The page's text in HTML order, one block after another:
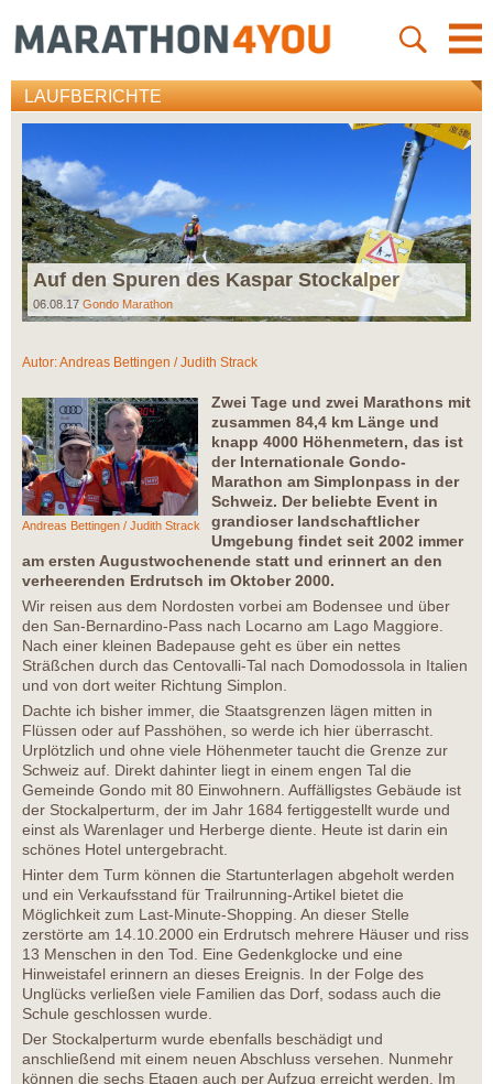
LAUFBERICHTE
Auf den Spuren des Kaspar Stockalper
06.08.17 Gondo Marathon
Autor:Andreas Bettingen / Judith Strack
Andreas Bettingen / Judith Strack
Zwei Tage und zwei Marathons mit
zusammen 84,4 km Länge und
knapp 4000 Höhenmetern, das ist
der Internationale Gondo-
Marathon am Simplonpass in der
Schweiz. Der beliebte Event in
grandioser landschaftlicher
Umgebung findet seit 2002 immer
am ersten Augustwochenende statt und erinnert an den
verheerenden Erdrutsch im Oktober 2000.
Wir reisen aus dem Nordosten vorbei am Bodensee und über
den San-Bernardino-Pass nach Locarno am Lago Maggiore.
Nach einer kleinen Badepause geht es über ein nettes
Sträßchen durch das Centovalli-Tal nach Domodossola in Italien
und von dort weiter Richtung Simplon.
Dachte ich bisher immer, die Staatsgrenzen lägen mitten in
Flüssen oder auf Passhöhen, so werde ich hier überrascht.
Urplötzlich und ohne viele Höhenmeter taucht die Grenze zur
Schweiz auf. Direkt dahinter liegt in einem engen Tal die
Gemeinde Gondo mit 80 Einwohnern. Auffälligstes Gebäude ist
der Stockalperturm, der im Jahr 1684 fertiggestellt wurde und
einst als Warenlager und Herberge diente. Heute ist darin ein
schönes Hotel untergebracht.
Hinter dem Turm können die Startunterlagen abgeholt werden
und ein Verkaufsstand für Trailrunning-Artikel bietet die
Möglichkeit zum Last-Minute-Shopping. An dieser Stelle
zerstörte am 14.10.2000 ein Erdrutsch mehrere Häuser und riss
13 Menschen in den Tod. Eine Gedenkglocke und eine
Hinweistafel erinnern an dieses Ereignis. In der Folge des
Unglücks verließen viele Familien das Dorf, sodass auch die
Schule geschlossen wurde.
Der Stockalperturm wurde ebenfalls beschädigt und
anschließend mit einem neuen Abschluss versehen. Nunmehr
können die sechs Etagen auch per Aufzug erreicht werden. Im